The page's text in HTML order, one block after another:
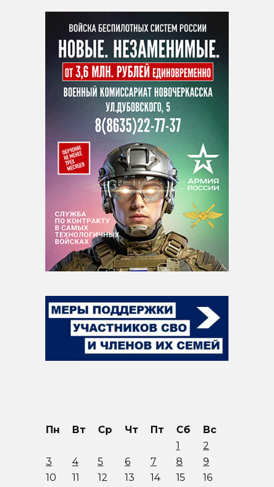
Пн Вт Ср Чт Пт Сб
Вс
1
2
3
4 5 6 7 8
9
10
11 12 13 14 15
16